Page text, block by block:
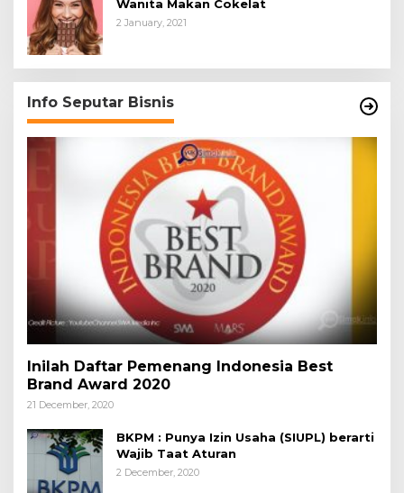
Wanita Makan Cokelat
2 January, 2021
Info Seputar Bisnis
Inilah Daftar Pemenang Indonesia Best
Brand Award 2020
21 December, 2020
BKPM : Punya Izin Usaha (SIUPL) berarti
Wajib Taat Aturan
2 December, 2020